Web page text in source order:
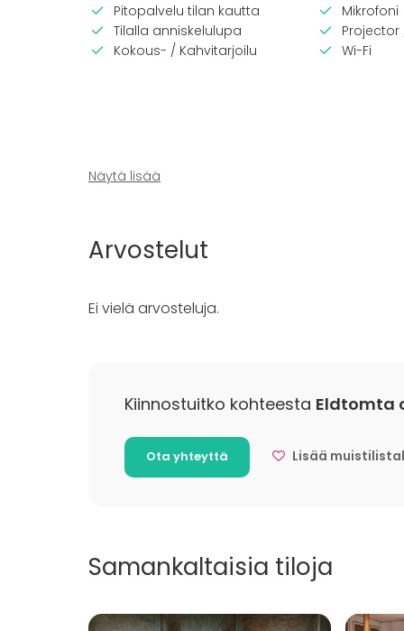
Pitopalvelu tilan kautta
Tilalla anniskelulupa
Kokous- / Kahvitarjoilu
Mikrofoni
Projector
Wi-Fi
Astiasto
Aktiviteetit
Näytä lisää
Arvostelut
Ei vielä arvosteluja.
Kiinnostuitko kohteesta Eldtomta
Ota yhteyttä Lisää
Samankaltaisia tiloja